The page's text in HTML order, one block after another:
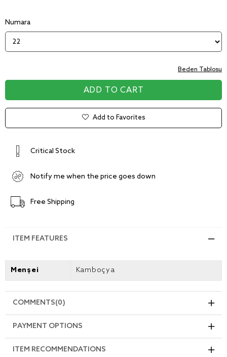
Numara
Beden Tablosu
Add to Favorites
Critical Stock
Notify me when the price goes down
Free Shipping
ITEM FEATURES
Menşei Kamboçya
COMMENTS(0)
PAYMENT OPTIONS
ITEM RECOMMENDATIONS